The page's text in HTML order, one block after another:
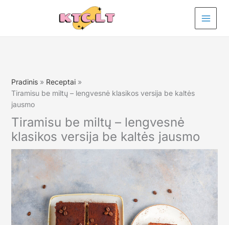
Pradinis
Receptai
Tiramisu be miltų – lengvesnė klasikos versija be kaltės
jausmo
Tiramisu be miltų – lengvesnė
klasikos versija be kaltės jausmo